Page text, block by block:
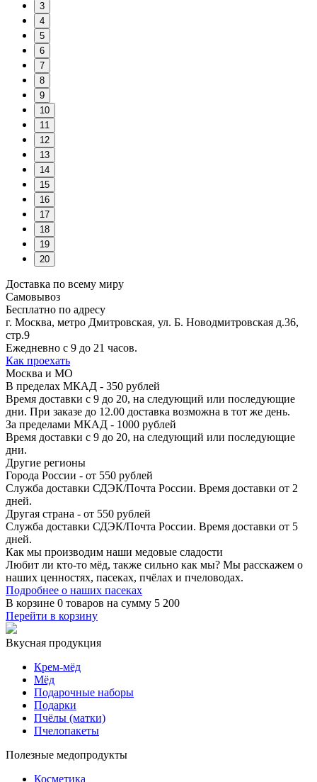
3
4
5
6
7
8
9
10
11
12
13
14
15
16
17
18
19
20
Доставка по всему миру
Самовывоз
Бесплатно по адресу
г. Москва, метро Дмитровская, ул. Б. Новодмитровская д.36,
стр.9
Ежедневно с 9 до 21 часов.
Как проехать
Москва и МО
В пределах МКАД - 350 рублей
Время доставки с 9 до 20, на следующий или последующие
дни. При заказе до 12.00 доставка возможна в тот же день.
За пределами МКАД - 1000 рублей
Время доставки с 9 до 20, на следующий или последующие
дни.
Другие регионы
Города России - от 550 рублей
Служба доставки СДЭК/Почта России. Время доставки от 2
дней.
Другая страна - от 550 рублей
Служба доставки СДЭК/Почта России. Время доставки от 5
дней.
Как мы производим наши медовые сладости
Любит ли кто-то мёд, также сильно как мы? Мы расскажем о
наших ценностях, пасеках, пчёлах и пчеловодах.
Подробнее о наших пасеках
В корзине 0 товаров на сумму 5 200
Перейти в корзину
Вкусная продукция
Крем-мёд
Мёд
Подарочные наборы
Подарки
Пчёлы (матки)
Пчелопакеты
Полезные медопродукты
Косметика